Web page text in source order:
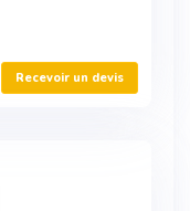
Recevoir un devis